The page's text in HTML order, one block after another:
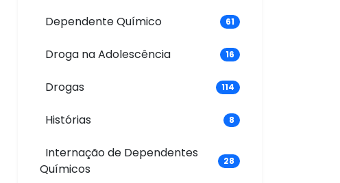
Dependente Químico 61
Droga na Adolescência 16
Drogas 114
Histórias 8
Internação de Dependentes
Químicos
28